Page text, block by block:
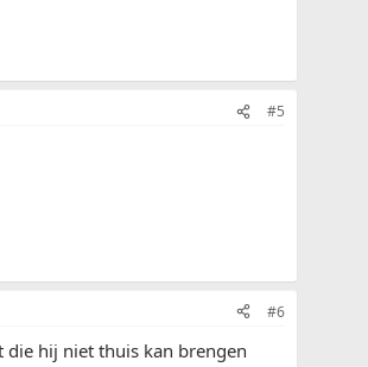
#5
#6
die hij niet thuis kan brengen